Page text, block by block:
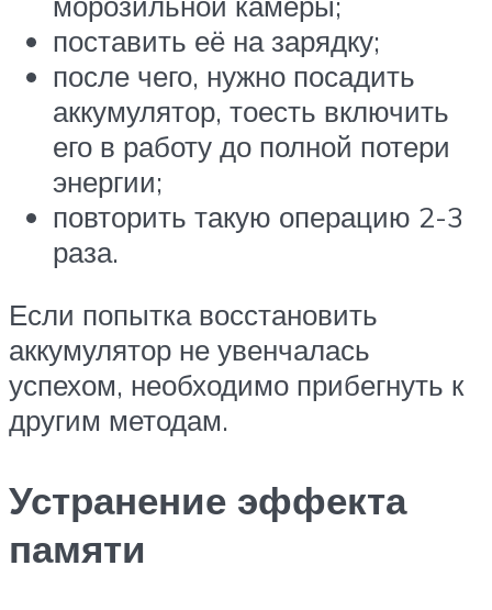
поставить её на зарядку;
после чего, нужно посадить
аккумулятор, тоесть включить
его в работу до полной потери
энергии;
повторить такую операцию 2-3
раза.
Если попытка восстановить
аккумулятор не увенчалась
успехом, необходимо прибегнуть к
другим методам.
Устранение эффекта
памяти